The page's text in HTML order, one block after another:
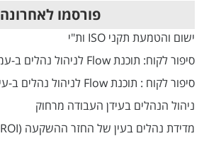
פורסמו לאחרונה
ישום והטמעת תקני ISO ות"י
סיפור לקוח: תוכנת Flow לניהול נהלים ב-עמיעד מערכות מים
סיפור לקוח : תוכנת Flow לניהול נהלים ב-עיריית אשדוד
ניהול הנהלים בעידן העבודה מרחוק
מדידת נהלים בעין של החזר ההשקעה (ROI)